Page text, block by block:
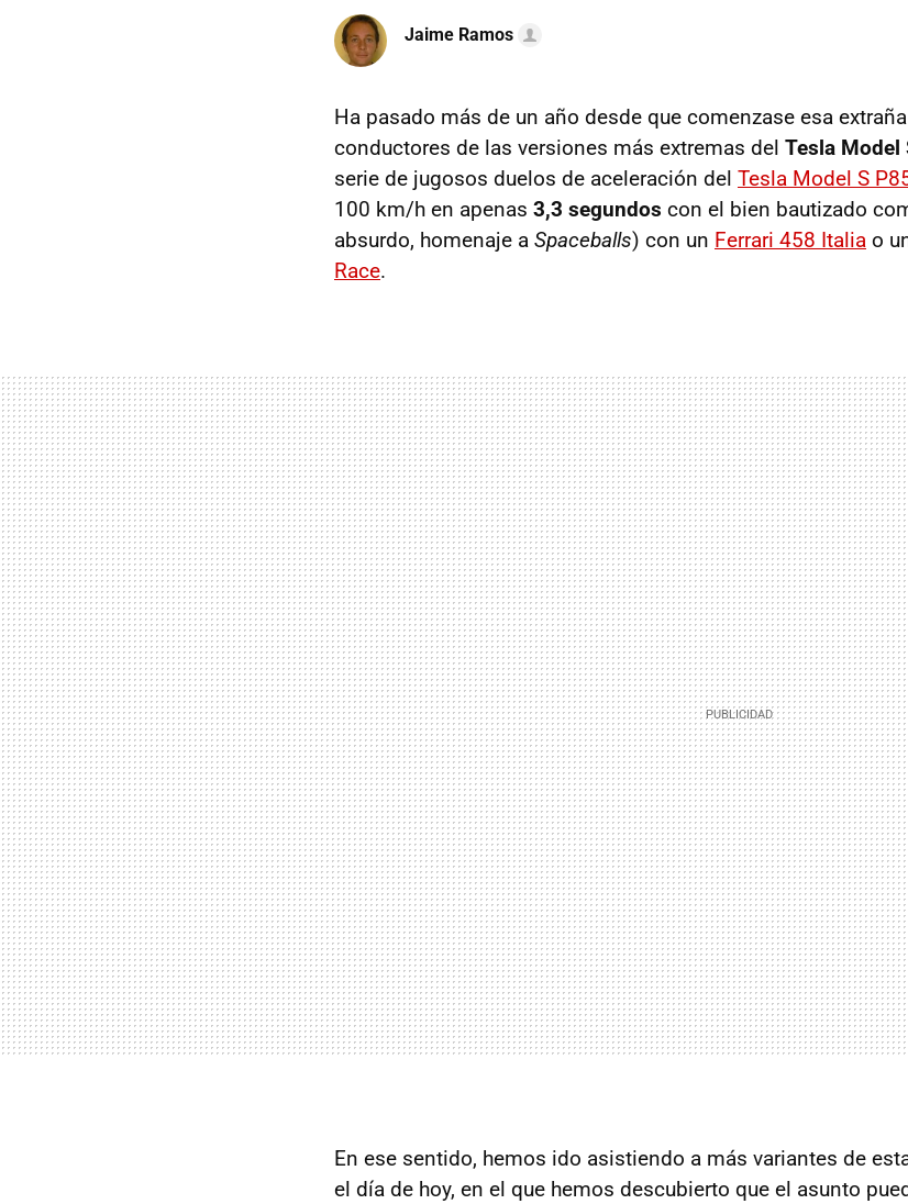
Jaime Ramos
Ha pasado más de un año desde que comenzase esa
conductores de las versiones más extremas del Tesla Model
serie de jugosos duelos de aceleración del Tesla Model S
100 km/h en apenas 3,3 segundos con el bien bautizado
absurdo, homenaje a Spaceballs) con un Ferrari 458 Italia o
Race.
En ese sentido, hemos ido asistiendo a más variantes de
el día de hoy, en el que hemos descubierto que el asunto